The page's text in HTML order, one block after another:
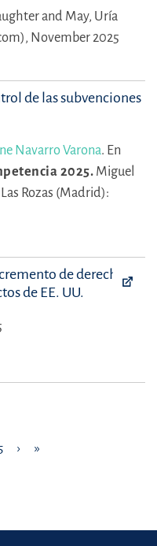
and May, Uría
November 2025
de las subvenciones
Navarro Varona. En
2025. Miguel
Las Rozas (Madrid):
de derechos
de EE. UU.
› »